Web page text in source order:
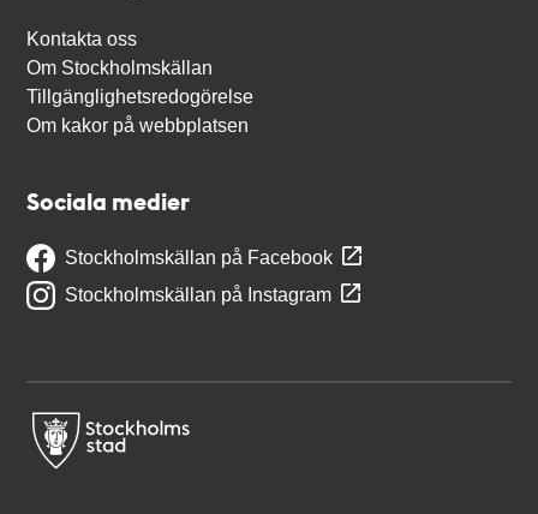
Kontakta oss
Om Stockholmskällan
Tillgänglighetsredogörelse
Om kakor på webbplatsen
Sociala medier
Stockholmskällan på Facebook
Stockholmskällan på Instagram